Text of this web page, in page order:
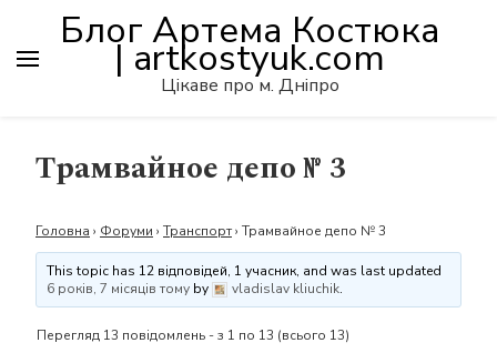
Блог Артема Костюка
| artkostyuk.com
Цікаве про м. Дніпро
Трамвайное депо № 3
Головна › Форуми › Транспорт› Трамвайное депо № 3
This topic has 12 відповідей, 1 учасник, and was last updated
6 років, 7 місяців тому by vladislav kliuchik.
Перегляд 13 повідомлень - з 1 по 13 (всього 13)